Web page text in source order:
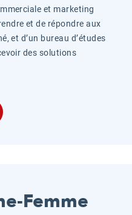
et marketing
et de répondre aux
et d’un bureau d’études
des solutions
Femme